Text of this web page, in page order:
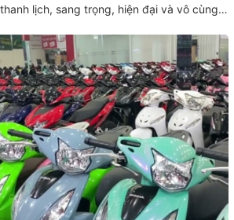
lịch, sang trọng, hiện đại và vô cùng
xảo với công...